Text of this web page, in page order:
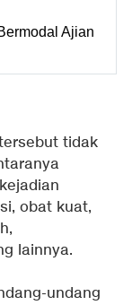
Ajian
tidak
obat kuat,
lainnya.
undang